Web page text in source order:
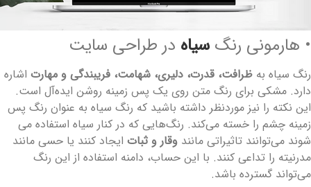
• هارمونی رنگ سیاه در طراحی سایت
رنگ سیاه به ظرافت، قدرت، دلیری، شهامت، فریبندگی و مهارتاشاره
دارد. مشکی برای رنگ متن روی یک پس زمینه روشن ایده‌آل است.
این نکته را نیز موردنظر داشته باشید که رنگ سیاه به عنوان رنگ پس
زمینه چشم را خسته می‌کند. رنگ‌هایی که در کنار سیاه استفاده می
شوند می‌توانند تاثیراتی مانند وقار و ثباتایجاد کنند یا حسی مانند
مدرنیته را تداعی کنند. با این حساب، دامنه استفاده از این رنگ
می‌تواند گسترده باشد.